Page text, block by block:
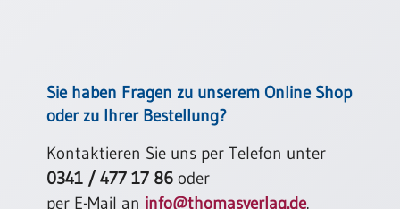
Taufe
Patenamt
Konfirmation
Konfirmationsjubiläum
Sie haben Fragen zu unserem Online Shop
oder zu Ihrer Bestellung?
Kontaktieren Sie uns per Telefon unter
0341 / 477 17 86 oder
per E-Mail an info@thomasverlag.de.